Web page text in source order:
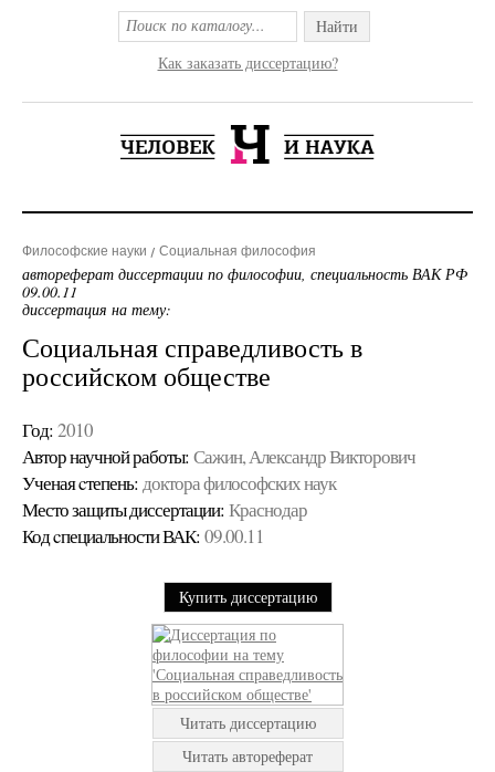
Найти
Как заказать диссертацию?
Философские науки Социальная философия
автореферат диссертации по философии, специальность ВАК РФ
09.00.11
диссертация на тему:
Социальная справедливость в
российском обществе
Год: 2010
Автор научной работы: Сажин, Александр Викторович
Ученая cтепень: доктора философских наук
Место защиты диссертации: Краснодар
Код cпециальности ВАК: 09.00.11
Купить диссертацию
Читать диссертацию
Читать автореферат